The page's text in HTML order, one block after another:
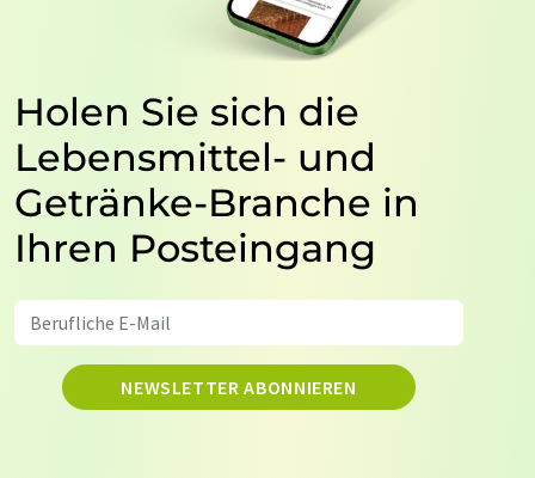
Holen Sie sich die
Lebensmittel- und
Getränke-Branche in
Ihren Posteingang
NEWSLETTER ABONNIEREN